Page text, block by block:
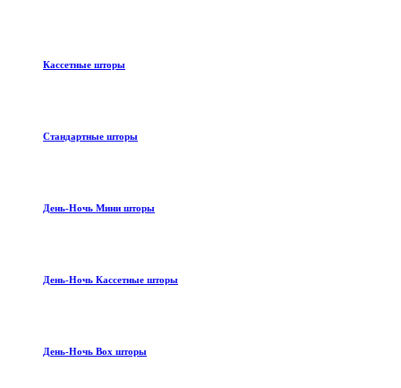
Кассетные шторы
Стандартные шторы
День-Ночь Мини шторы
День-Ночь Кассетные шторы
День-Ночь Box шторы